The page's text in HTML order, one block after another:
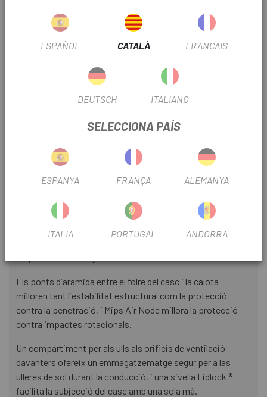
(dinàmica de fluids computacional) del flux d'aire a través i
al voltant del casc per garantir que puguis mantenir-te
fresc sempre que estiguis a la pista, independentment de la
velocitat a què vagis o de la tecnicitat del terreno .
Comparteix el mateix llenguatge de disseny que els seus
germans, el Kortal i l'Otocon, oferint zones de protecció
ampliades i una construcció duradora. Això vol dir que pots
conduir amb confiança, sabent que el Cularis et mantindrà
protegit de tota mena d'obstacles.
Altres característiques destacades inclouen la visera
patentada de POC , que es desprèn del casc en cas
d'accident, dirigint las forces de l'impacte lluny del cap. La
visera és ajustable perquè puguis trobar fàcilment la millor
Els ponts d´aramida entre el folre del casc i la calota
milloren tant l´estabilitat estructural com la protecció
contra la penetració, i Mips Air Node millora la protecció
contra impactes rotacionals.
Un compartiment per als ulls als orificis de ventilació
davanters ofereix un emmagatzematge segur per a las
ulleres de sol durant la conducció, i una sivella Fidlock ®
facilita la subjecció del casc amb una sola mà.
ESPAÑOL CATALÀ FRANÇAIS
DEUTSCH ITALIANO
SELECCIONA PAÍS
ESPANYA FRANÇA ALEMANYA
ITÀLIA PORTUGAL ANDORRA